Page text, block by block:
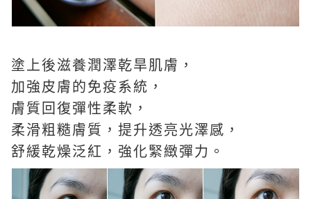
塗上後滋養潤澤乾旱肌膚，
加強皮膚的免疫系統，
膚質回復彈性柔軟，
柔滑粗糙膚質，提升透亮光澤感，
舒緩乾燥泛紅，強化緊緻彈力。